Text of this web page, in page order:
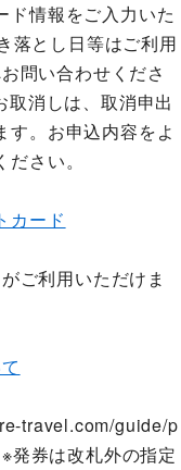
ド情報をご入力いた
落とし日等はご利用
問い合わせくださ
消しは、取消申出
す。お申込内容をよ
さい。
カード
ご利用いただけま
travel.com/guide/p
発券は改札外の指定